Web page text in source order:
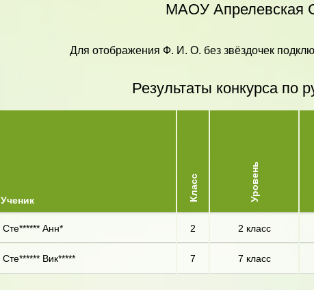
МАОУ
Для отображения Ф. И. О. без звёздочек
Результаты конкурса по
Ученик Класс Уровень
Сте****** Анн* 2 2 класс
Сте****** Вик***** 7 7 класс